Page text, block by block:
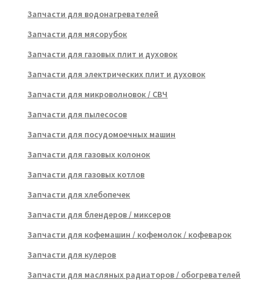
Запчасти для водонагревателей
Запчасти для мясорубок
Запчасти для газовых плит и духовок
Запчасти для электрических плит и духовок
Запчасти для микроволновок / СВЧ
Запчасти для пылесосов
Запчасти для посудомоечных машин
Запчасти для газовых колонок
Запчасти для газовых котлов
Запчасти для хлебопечек
Запчасти для блендеров / миксеров
Запчасти для кофемашин / кофемолок / кофеварок
Запчасти для кулеров
Запчасти для масляных радиаторов / обогревателей